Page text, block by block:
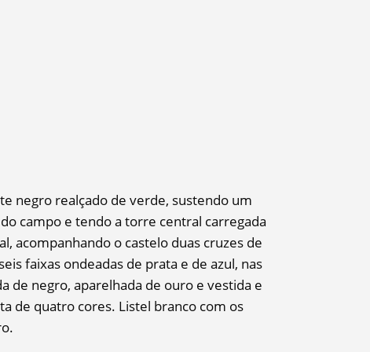
negro realçado de verde, sustendo um
campo e tendo a torre central carregada
acompanhando o castelo duas cruzes de
faixas ondeadas de prata e de azul, nas
de negro, aparelhada de ouro e vestida e
de quatro cores. Listel branco com os